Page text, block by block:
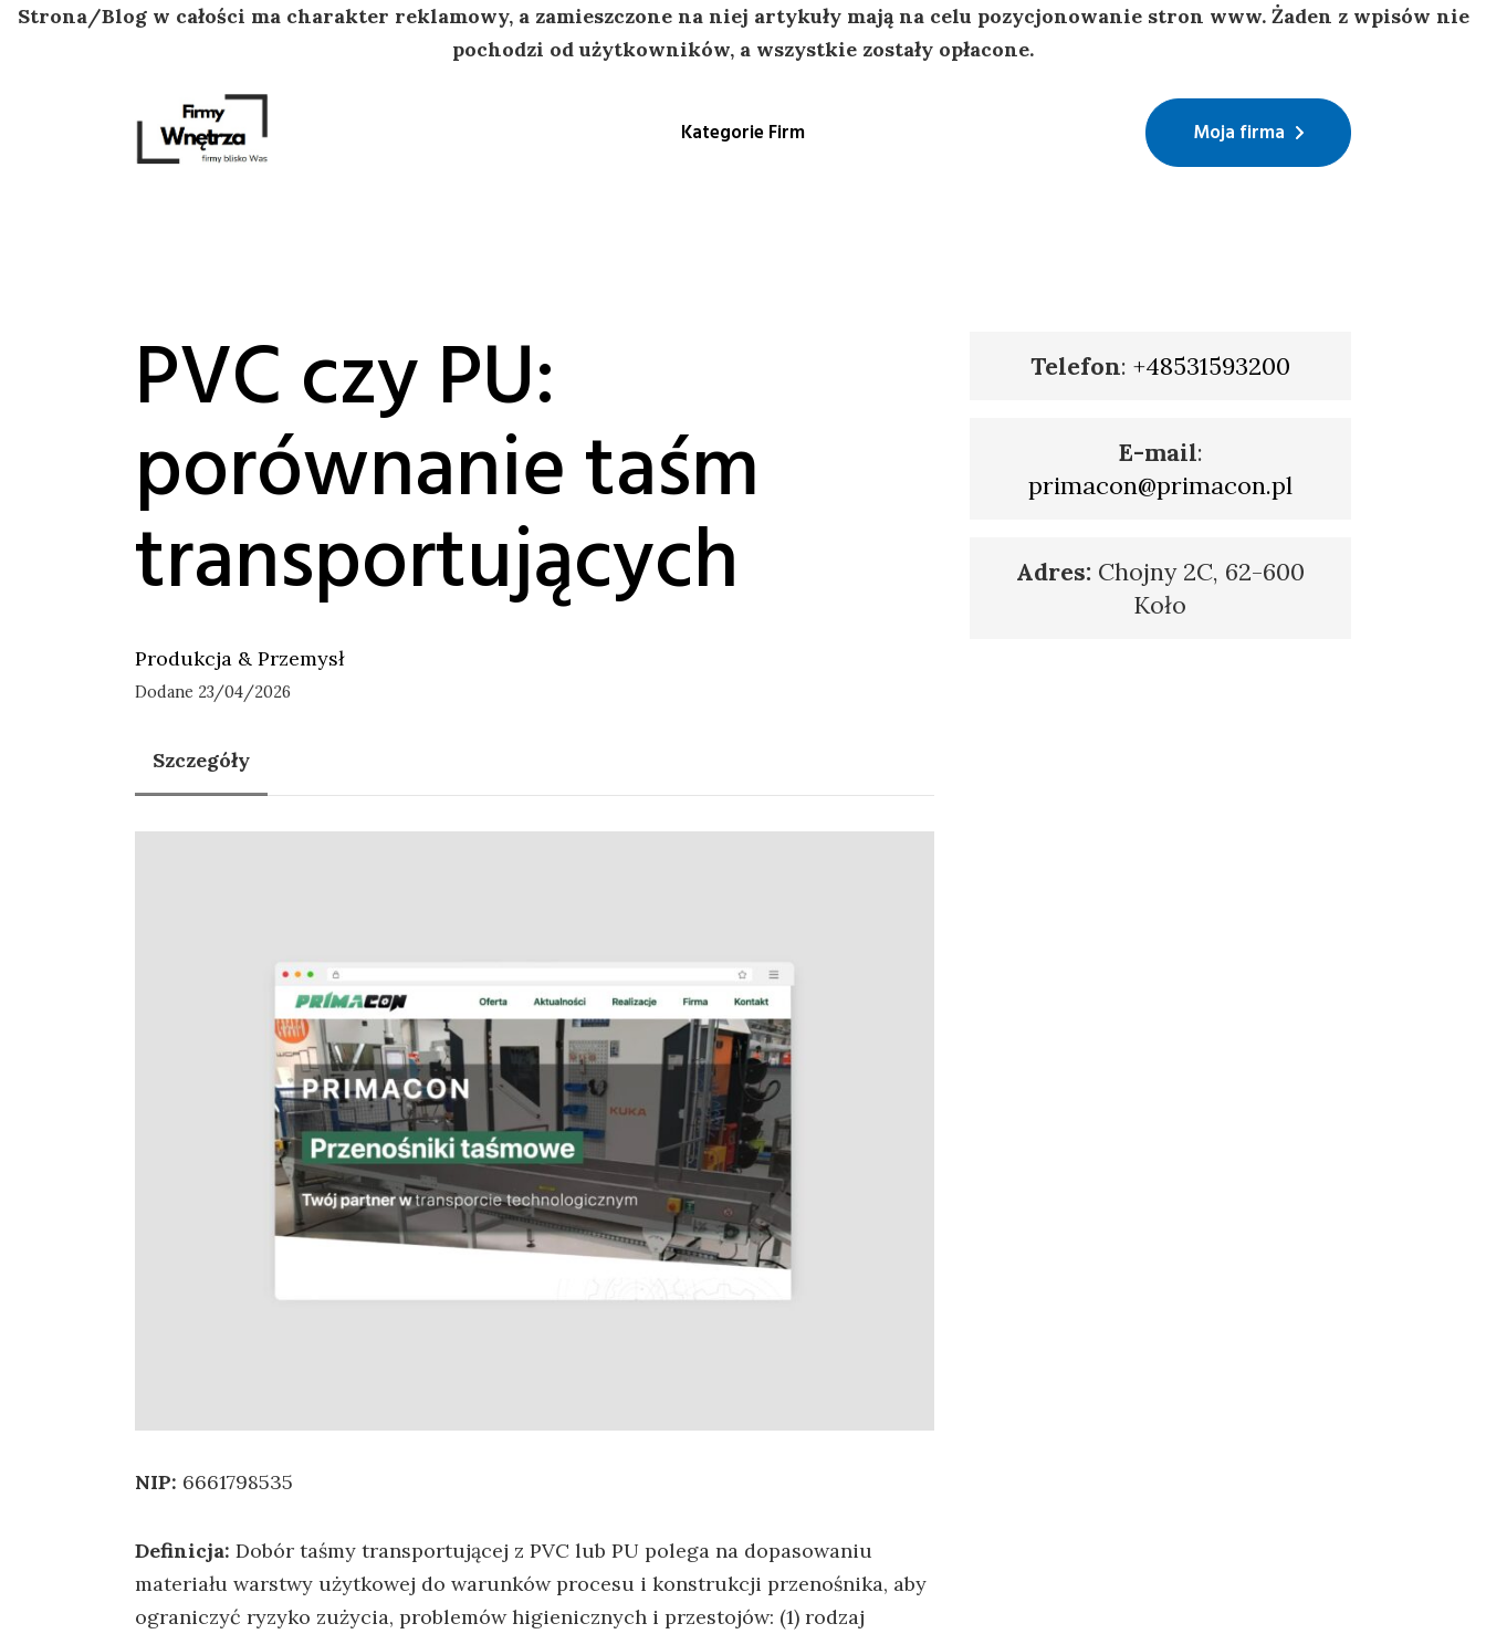
Strona/Blog w całości ma charakter reklamowy, a zamieszczone na niej artykuły mają na celu pozycjonowanie stron www. Żaden z wpisów nie
pochodzi od użytkowników, a wszystkie zostały opłacone.
Kategorie Firm Moja firma
PVC czy PU:
porównanie taśm
transportujących
Produkcja & Przemysł
Dodane 23/04/2026
Szczegóły
NIP: 6661798535
Definicja: Dobór taśmy transportującej z PVC lub PU polega na dopasowaniu
materiału warstwy użytkowej do warunków procesu i konstrukcji przenośnika, aby
ograniczyć ryzyko zużycia, problemów higienicznych i przestojów: (1) rodzaj
Telefon: +48531593200
E-mail:
primacon@primacon.pl
Adres: Chojny 2C, 62-600
Koło